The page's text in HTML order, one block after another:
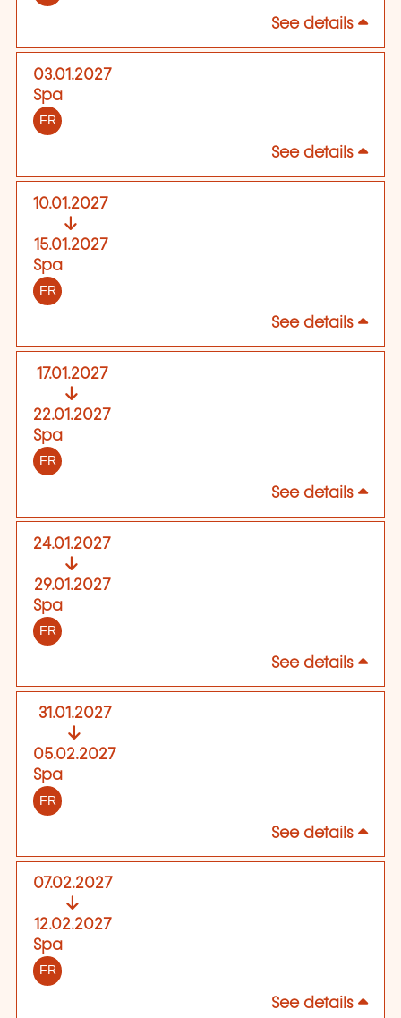
See details
03.01.2027
Spa
FR
See details
10.01.2027
15.01.2027
Spa
FR
See details
17.01.2027
22.01.2027
Spa
FR
See details
24.01.2027
29.01.2027
Spa
FR
See details
31.01.2027
05.02.2027
Spa
FR
See details
07.02.2027
12.02.2027
Spa
FR
See details